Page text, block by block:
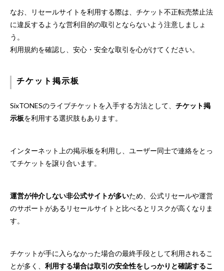
なお、リセールサイトを利用する際は、チケット不正転売禁止法
に違反するような営利目的の取引とならないよう注意しましょ
う。
利用規約を確認し、安心・安全な取引を心がけてください。
チケット掲示板
SixTONESのライブチケットを入手する方法として、 チケット掲
示板を利用する選択肢もあります。
インターネット上の掲示板を利用し、ユーザー同士で連絡をとっ
てチケットを譲り合います。
運営が仲介しない非公式サイトが多いため、公式リセールや運営
のサポートがあるリセールサイトと比べるとリスクが高くなりま
す。
チケットが手に入らなかった場合の最終手段として利用されるこ
とが多く、 利用する場合は取引の安全性をしっかりと確認するこ